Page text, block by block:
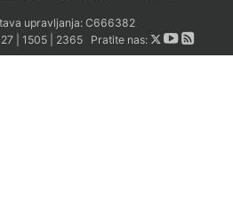
upravljanja:C666382
| 1505| 2365Pratite nas: